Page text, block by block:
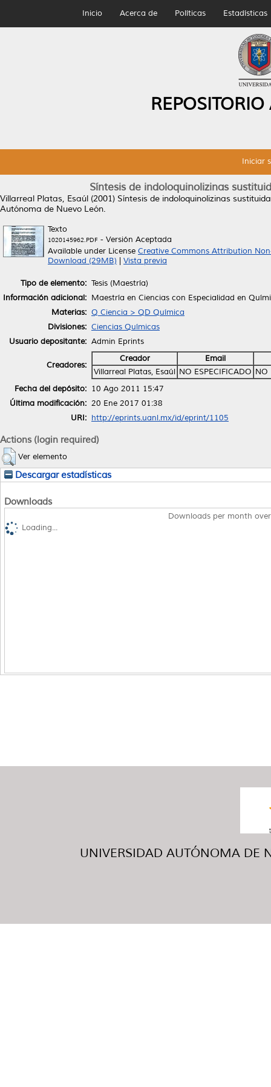
Inicio Acerca de Políticas Estadísticas
Iniciar
Síntesis de indoloquinolizinas
Villarreal Platas, Esaúl (2001) Síntesis de indoloquinolizinas
Autónoma de Nuevo León.
Texto
1020145962.PDF - Versión Aceptada
Available under License Creative Commons Attribution
Download (29MB)
Vista previa
Tipo de elemento: Tesis (Maestría)
Información adicional: Maestría en Ciencias con Especialidad en
Materias: Q Ciencia > QD Química
Divisiones: Ciencias Químicas
Usuario depositante: Admin Eprints
Creadores:
Creador
Email
Villarreal Platas, Esaúl NO ESPECIFICADO NO
Fecha del depósito: 10 Ago 2011 15:47
Última modificación: 20 Ene 2017 01:38
URI: http://eprints.uanl.mx/id/eprint/1105
Actions (login required)
Ver elemento
Descargar estadísticas
Downloads
Downloads per month
Loading...
UNIVERSIDAD AUTÓNOMA DE